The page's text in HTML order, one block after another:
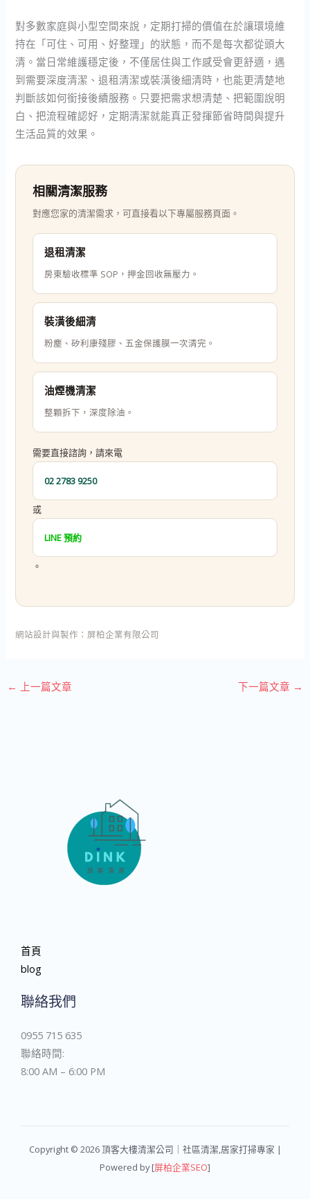
對多數家庭與小型空間來說，定期打掃的價值在於讓環境維
持在「可住、可用、好整理」的狀態，而不是每次都從頭大
清。當日常維護穩定後，不僅居住與工作感受會更舒適，遇
到需要深度清潔、退租清潔或裝潢後細清時，也能更清楚地
判斷該如何銜接後續服務。只要把需求想清楚、把範圍說明
白、把流程確認好，定期清潔就能真正發揮節省時間與提升
生活品質的效果。
相關清潔服務
對應您家的清潔需求，可直接看以下專屬服務頁面。
退租清潔
房東驗收標準 SOP，押金回收無壓力。
裝潢後細清
粉塵、矽利康殘膠、五金保護膜一次清完。
油煙機清潔
整顆拆下，深度除油。
需要直接諮詢，請來電
02 2783 9250
或
LINE 預約
。
網站設計與製作： 屏柏企業有限公司
← 上一篇文章 下一篇文章 →
首頁
blog
聯絡我們
0955 715 635
聯絡時間:
8:00 AM – 6:00 PM
Copyright © 2026 頂客大樓清潔公司｜社區清潔,居家打掃專家 |
Powered by [屏柏企業SEO]